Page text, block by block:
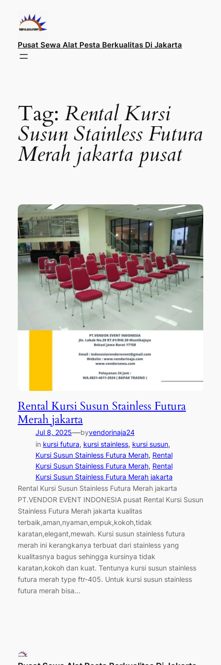
konten
Pusat Sewa Alat Pesta Berkualitas Di Jakarta
Tag: Rental Kursi
Susun Stainless Futura
Merah jakarta pusat
Rental Kursi Susun Stainless Futura
Merah jakarta
Jul 8, 2025—byvendorinaja24
in kursi futura, kursi stainless, kursi susun
Kursi Susun Stainless Futura Merah, Rental
Kursi Susun Stainless Futura Merah, Rental
Kursi Susun Stainless Futura Merah jakarta
Rental Kursi Susun Stainless Futura Merah jakarta
PT.VENDOR EVENT INDONESIA pusat Rental Kursi Susun
Stainless Futura Merah jakarta kualitas
terbaik,aman,nyaman,empuk,kokoh,tidak
karatan,elegant,mewah. Kursi susun stainless futura
merah ini kerangkanya terbuat dari stainless yang
kualitasnya bagus sehingga kursinya tidak
karatan,kokoh dan kuat. Tentunya kursi susun stainless
futura merah type ftr-405. Untuk kursi susun stainless
futura merah bisa…